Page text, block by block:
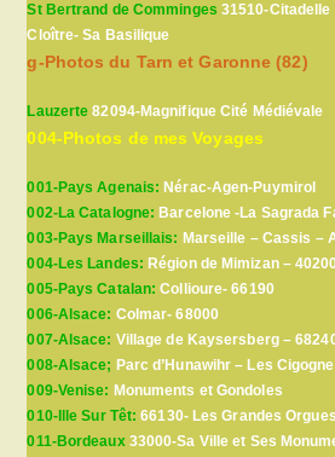
St Bertrand de Comminges 31510-
Cloître- Sa Basilique
g-Photos du Tarn et Garonne (82)
Lauzerte 82094-Magnifique Cité Médiévale
004-Photos de mes Voyages
001-Pays Agenais: Nérac-Agen-Puymirol
002-La Catalogne: Barcelone -La Sagrada
003-Pays Marseillais: Marseille – Cassis –
004-Les Landes: Région de Mimizan –
005-Pays Catalan:Collioure- 66190
006-Alsace: Colmar- 68000
007-Alsace: Village de Kaysersberg –
008-Alsace; Parc d’Hunawihr – Les
009-Venise: Monuments et Gondoles
010-Ille Sur Têt:66130- Les Grandes Orgues
011-Bordeaux33000-Sa Ville et Ses